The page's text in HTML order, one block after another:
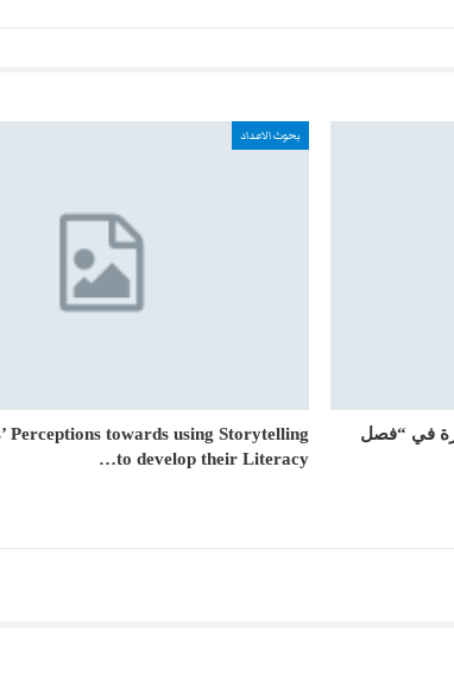
في “فصل
بحوث الاعداد
Perceptions towards using Storytelling
to develop their Literacy…